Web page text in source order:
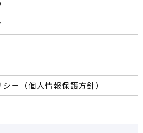
ー（個人情報保護方針）